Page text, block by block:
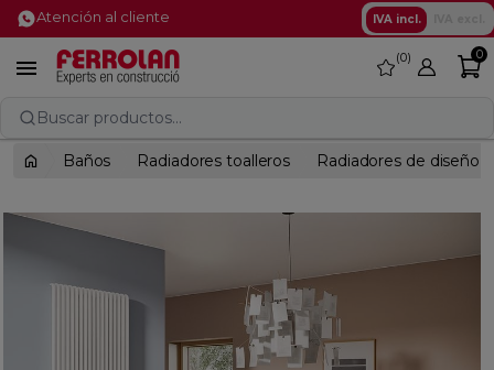
Atención al cliente IVA incl.
 favorite
0 0
Buscar productos...
Baños Radiadores toalleros Radiadores de diseño